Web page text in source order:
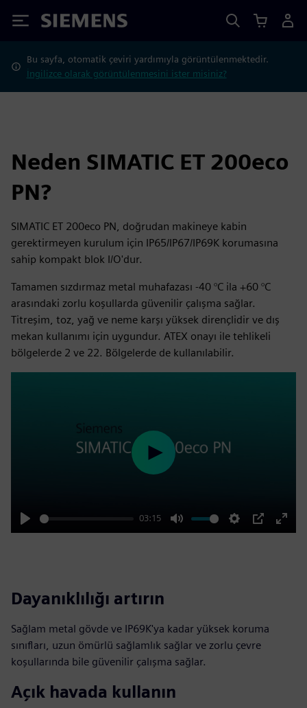
Siemens
Bu sayfa, otomatik çeviri yardımıyla görüntülenmektedir.
İngilizce olarak görüntülenmesini ister misiniz?
Neden SIMATIC ET 200eco
PN?
SIMATIC ET 200eco PN, doğrudan makineye kabin
gerektirmeyen kurulum için IP65/IP67/IP69K korumasına
sahip kompakt blok I/O'dur.
Tamamen sızdırmaz metal muhafazası -40 °C ila +60 °C
arasındaki zorlu koşullarda güvenilir çalışma sağlar.
Titreşim, toz, yağ ve neme karşı yüksek dirençlidir ve dış
mekan kullanımı için uygundur. ATEX onayı ile tehlikeli
bölgelerde 2 ve 22. Bölgelerde de kullanılabilir.
Play
03:15
Mute Settings
PIP
Enter
Play
Dayanıklılığı artırın
Sağlam metal gövde ve IP69K'ya kadar yüksek koruma
sınıfları, uzun ömürlü sağlamlık sağlar ve zorlu çevre
koşullarında bile güvenilir çalışma sağlar.
Açık havada kullanın